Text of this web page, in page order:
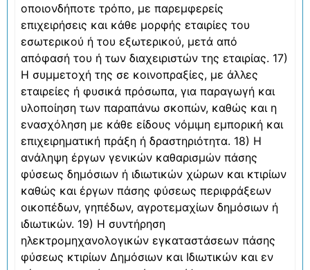
οποιονδήποτε τρόπο, με παρεμφερείς
επιχειρήσεις και κάθε μορφής εταιρίες του
εσωτερικού ή του εξωτερικού, μετά από
απόφασή του ή των διαχειριστών της εταιρίας. 17)
Η συμμετοχή της σε κοινοπραξίες, με άλλες
εταιρείες ή φυσικά πρόσωπα, για παραγωγή και
υλοποίηση των παραπάνω σκοπών, καθώς και η
ενασχόληση με κάθε είδους νόμιμη εμπορική και
επιχειρηματική πράξη ή δραστηριότητα. 18) Η
ανάληψη έργων γενικών καθαρισμών πάσης
φύσεως δημόσιων ή ιδιωτικών χώρων και κτιρίων
καθώς και έργων πάσης φύσεως περιφράξεων
οικοπέδων, γηπέδων, αγροτεμαχίων δημόσιων ή
ιδιωτικών. 19) Η συντήρηση
ηλεκτρομηχανολογικών εγκαταστάσεων πάσης
φύσεως κτιρίων Δημόσιων και Ιδιωτικών και εν